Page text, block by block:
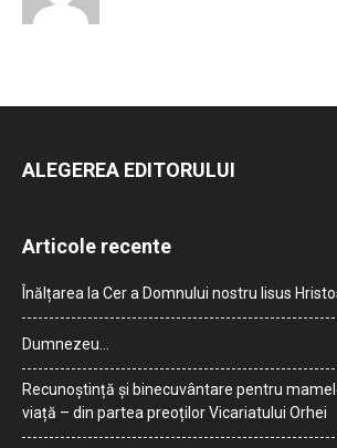
ALEGEREA EDITORULUI
Articole recente
Înălțarea la Cer a Domnului nostru Iisus
Dumnezeu…
Recunoștință și binecuvântare pentru
viață – din partea preoților Vicariatului Orhei